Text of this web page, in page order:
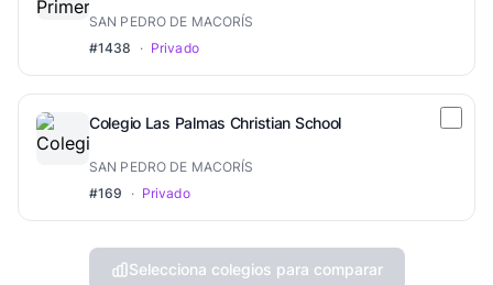
SAN PEDRO DE MACORÍS
#1438
· Privado
Colegio Las Palmas Christian School
SAN PEDRO DE MACORÍS
#169
· Privado
Selecciona colegios para comparar